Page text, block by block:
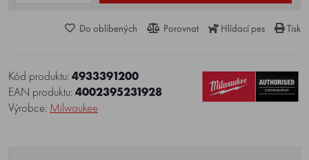
Do oblíbených Porovnat Hlídací pes Tisk
Kód produktu:4933391200
EAN produktu:4002395231928
Výrobce: Milwaukee